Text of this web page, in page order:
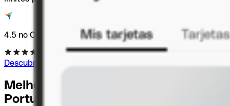
4.5 no Capterra
Descubra os cartões empresariais
Melhores cartões de crédito em
Portugal